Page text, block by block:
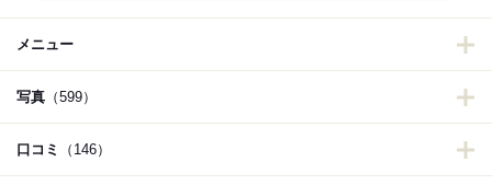
メニュー
写真 （599）
口コミ （146）